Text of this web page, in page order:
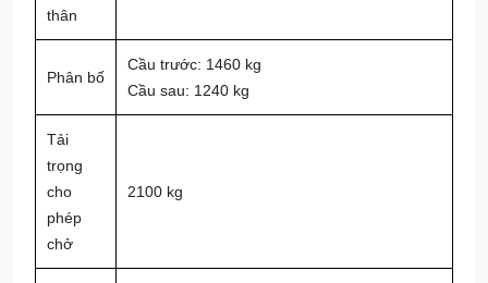
thân
Phân bố
Cầu trước: 1460 kg
Cầu sau: 1240 kg
Tải
trọng
cho
phép
chở
2100 kg